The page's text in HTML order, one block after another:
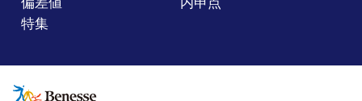
特集